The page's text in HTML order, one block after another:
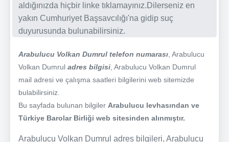
aldığınızda hiçbir linke tıklamayınız.Dilerseniz en
yakın Cumhuriyet Başsavcılığı'na gidip suç
duyurusunda bulunabilirsiniz.
Arabulucu Volkan Dumrul telefon numarası , Arabulucu
Volkan Dumrul adres bilgisi , Arabulucu Volkan Dumrul
mail adresi ve çalışma saatleri bilgilerini web sitemizde
bulabilirsiniz.
Bu sayfada bulunan bilgiler Arabulucu levhasından ve
Türkiye Barolar Birliği web sitesinden alınmıştır.
Arabulucu Volkan Dumrul adres bilgileri, Arabulucu